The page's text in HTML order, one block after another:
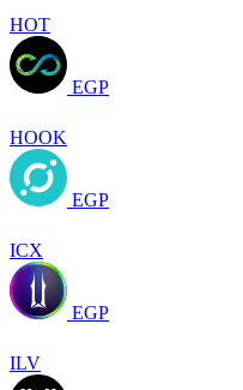
HOT
EGP
HOOK
EGP
ICX
EGP
ILV